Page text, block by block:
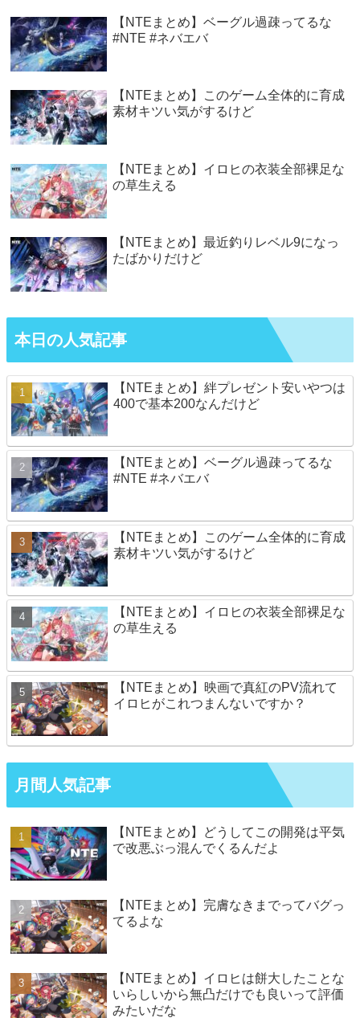
【NTEまとめ】ベーグル過疎ってるな
#NTE #ネバエバ
【NTEまとめ】このゲーム全体的に育成
素材キツい気がするけど
【NTEまとめ】イロヒの衣装全部裸足な
の草生える
【NTEまとめ】最近釣りレベル9になっ
たばかりだけど
本日の人気記事
【NTEまとめ】絆プレゼント安いやつは
400で基本200なんだけど
【NTEまとめ】ベーグル過疎ってるな
#NTE #ネバエバ
【NTEまとめ】このゲーム全体的に育成
素材キツい気がするけど
【NTEまとめ】イロヒの衣装全部裸足な
の草生える
【NTEまとめ】映画で真紅のPV流れて
イロヒがこれつまんないですか？
月間人気記事
【NTEまとめ】どうしてこの開発は平気
で改悪ぶっ混んでくるんだよ
【NTEまとめ】完膚なきまでってバグっ
てるよな
【NTEまとめ】イロヒは餅大したことな
いらしいから無凸だけでも良いって評価
みたいだな